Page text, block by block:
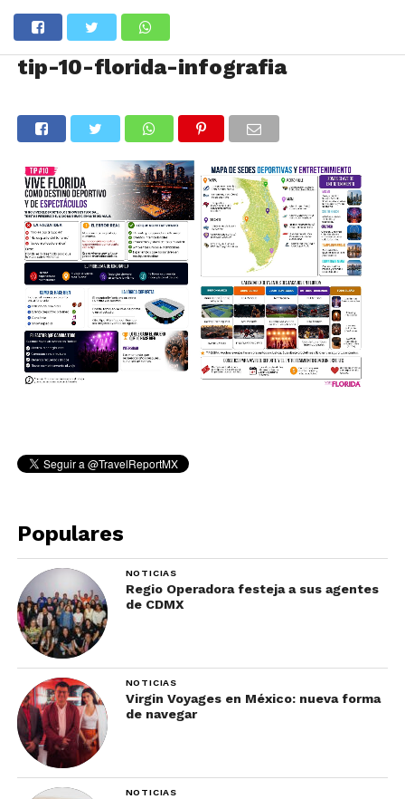
tip-10-florida-infografia
Populares
NOTICIAS
Regio Operadora festeja a sus agentes
de CDMX
NOTICIAS
Virgin Voyages en México: nueva forma
de navegar
NOTICIAS